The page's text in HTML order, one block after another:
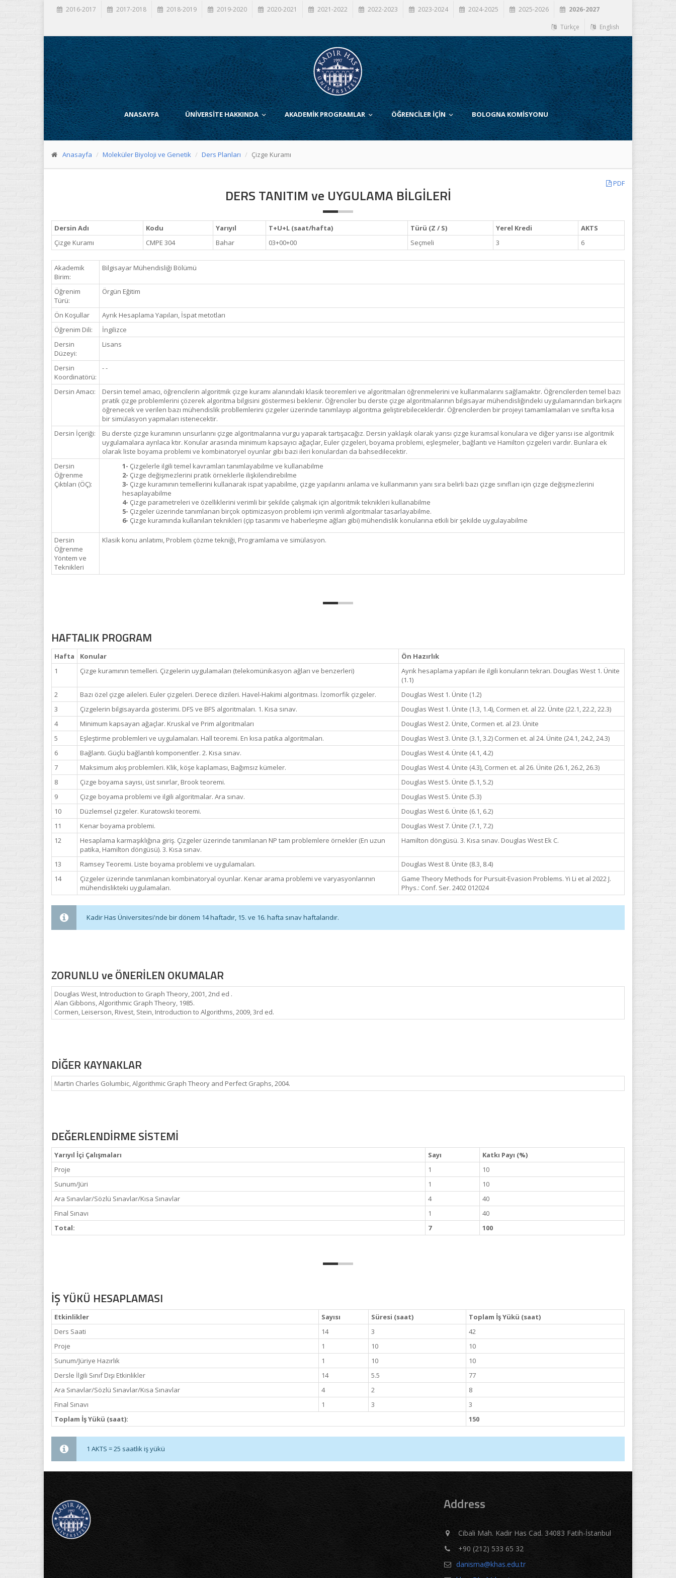
2016-2017 2017-2018 2018-2019 2019-2020 2020-2021 2021-2022 2022-2023 2023-2024 2024-2025 2025-2026 2026-2027
Türkçe English
ANASAYFA ÜNİVERSİTE HAKKINDA AKADEMİK PROGRAMLAR ÖĞRENCİLER İÇİN BOLOGNA KOMİSYONU
Anasayfa Moleküler Biyoloji ve Genetik Ders Planları Çizge Kuramı
PDF
DERS TANITIM ve UYGULAMA BİLGİLERİ
Dersin Adı Kodu Yarıyıl T+U+L (saat/hafta) Türü (Z / S) Yerel Kredi
AKTS
Çizge Kuramı
CMPE 304 Bahar 03+00+00 Seçmeli 3 6
Akademik
Birim:
Bilgisayar Mühendisliği Bölümü
Öğrenim
Türü:
Örgün Eğitim
Ön Koşullar
Ayrık Hesaplama Yapıları, İspat metotları
Öğrenim Dili:
İngilizce
Dersin
Düzeyi:
Lisans
Dersin
Koordinatörü:
- -
Dersin Amacı:
Dersin temel amacı, öğrencilerin algoritmik çizge kuramı alanındaki klasik teoremleri ve algoritmaları öğrenmelerini ve kullanmalarını sağlamaktır. Öğrencilerden temel bazı
pratik çizge problemlerini çözerek algoritma bilgisini göstermesi beklenir. Öğrenciler bu derste çizge algoritmalarının bilgisayar mühendisliğindeki uygulamarından birkaçını
öğrenecek ve verilen bazı mühendislik probllemlerini çizgeler üzerinde tanımlayıp algoritma geliştirebileceklerdir. Öğrencilerden bir projeyi tamamlamaları ve sınıfta kısa
bir simülasyon yapmaları istenecektir.
Dersin İçeriği:
Bu derste çizge kuramının unsurlarını çizge algoritmalarına vurgu yaparak tartışacağız. Dersin yaklaşık olarak yarısı çizge kuramsal konulara ve diğer yarısı ise algoritmik
uygulamalara ayrılaca ktır. Konular arasında minimum kapsayıcı ağaçlar, Euler çizgeleri, boyama problemi, eşleşmeler, bağlantı ve Hamilton çizgeleri vardır. Bunlara ek
olarak liste boyama problemi ve kombinatoryel oyunlar gibi bazi ileri konulardan da bahsedilecektir.
Dersin
Öğrenme
Çıktıları (ÖÇ):
1- Çizgelerle ilgili temel kavramları tanımlayabilme ve kullanabilme
2- Çizge değişmezlerini pratik örneklerle ilişkilendirebilme
3- Çizge kuramının temellerini kullanarak ispat yapabilme, çizge yapılarını anlama ve kullanmanın yanı sıra belirli bazı çizge sınıfları için çizge değişmezlerini
hesaplayabilme
4- Çizge parametreleri ve özelliklerini verimli bir şekilde çalışmak için algoritmik teknikleri kullanabilme
5- Çizgeler üzerinde tanımlanan birçok optimizasyon problemi için verimli algoritmalar tasarlayabilme.
6- Çizge kuramında kullanılan teknikleri (çip tasarımı ve haberleşme ağları gibi) mühendislik konularına etkili bir şekilde uygulayabilme
Dersin
Öğrenme
Yöntem ve
Teknikleri
Klasik konu anlatımı, Problem çözme tekniği, Programlama ve simülasyon.
HAFTALIK PROGRAM
Hafta Konular
Ön Hazırlık
1
Çizge kuramının temelleri. Çizgelerin uygulamaları (telekomünikasyon ağları ve benzerleri)
Ayrık hesaplama yapıları ile ilgili konuların tekrarı. Douglas West 1. Ünite
(1.1)
2
Bazı özel çizge aileleri. Euler çizgeleri. Derece dizileri. Havel-Hakimi algoritması. İzomorfik çizgeler.
Douglas West 1. Ünite (1.2)
3
Çizgelerin bilgisayarda gösterimi. DFS ve BFS algoritmaları. 1. Kısa sınav.
Douglas West 1. Ünite (1.3, 1.4), Cormen et. al 22. Ünite (22.1, 22.2, 22.3)
4
Minimum kapsayan ağaçlar. Kruskal ve Prim algoritmaları
Douglas West 2. Ünite, Cormen et. al 23. Ünite
5
Eşleştirme problemleri ve uygulamaları. Hall teoremi. En kısa patika algoritmaları.
Douglas West 3. Ünite (3.1, 3.2) Cormen et. al 24. Ünite (24.1, 24.2, 24.3)
6
Bağlantı. Güçlü bağlantılı komponentler. 2. Kısa sınav.
Douglas West 4. Ünite (4.1, 4.2)
7
Maksimum akış problemleri. Klik, köşe kaplaması, Bağımsız kümeler.
Douglas West 4. Ünite (4.3), Cormen et. al 26. Ünite (26.1, 26.2, 26.3)
8
Çizge boyama sayısı, üst sınırlar, Brook teoremi.
Douglas West 5. Ünite (5.1, 5.2)
9
Çizge boyama problemi ve ilgili algoritmalar. Ara sınav.
Douglas West 5. Ünite (5.3)
10
Düzlemsel çizgeler. Kuratowski teoremi.
Douglas West 6. Ünite (6.1, 6.2)
11
Kenar boyama problemi.
Douglas West 7. Ünite (7.1, 7.2)
12
Hesaplama karmaşıklığına giriş. Çizgeler üzerinde tanımlanan NP tam problemlere örnekler (En uzun
patika, Hamilton döngüsü). 3. Kısa sınav.
Hamilton döngüsü. 3. Kısa sınav. Douglas West Ek C.
13 Ramsey Teoremi. Liste boyama problemi ve uygulamaları.
Douglas West 8. Ünite (8.3, 8.4)
14
Çizgeler üzerinde tanımlanan kombinatoryal oyunlar. Kenar arama problemi ve varyasyonlarının
mühendislikteki uygulamaları.
Game Theory Methods for Pursuit-Evasion Problems. Yi Li et al 2022 J.
Phys.: Conf. Ser. 2402 012024
Kadir Has Üniversitesi'nde bir dönem 14 haftadır, 15. ve 16. hafta sınav haftalarıdır.
ZORUNLU ve ÖNERİLEN OKUMALAR
Douglas West, Introduction to Graph Theory, 2001, 2nd ed .
Alan Gibbons, Algorithmic Graph Theory, 1985.
Cormen, Leiserson, Rivest, Stein, Introduction to Algorithms, 2009, 3rd ed.
DİĞER KAYNAKLAR
Martin Charles Golumbic, Algorithmic Graph Theory and Perfect Graphs, 2004.
DEĞERLENDİRME SİSTEMİ
Yarıyıl İçi Çalışmaları Sayı
Katkı Payı (%)
Proje
1
10
Sunum/Jüri
1
10
Ara Sınavlar/Sözlü Sınavlar/Kısa Sınavlar
4
40
Final Sınavı
1
40
Total:
7 100
İŞ YÜKÜ HESAPLAMASI
Etkinlikler Sayısı Süresi (saat)
Toplam İş Yükü (saat)
Ders Saati
14 3
42
Proje
1 10
10
Sunum/Jüriye Hazırlık
1 10
10
Dersle İlgili Sınıf Dışı Etkinlikler
14 5.5
77
Ara Sınavlar/Sözlü Sınavlar/Kısa Sınavlar
4 2
8
Final Sınavı
1 3
3
Toplam İş Yükü (saat):
150
1 AKTS = 25 saatlik iş yükü
Address
Cibali Mah. Kadir Has Cad. 34083 Fatih-İstanbul
+90 (212) 533 65 32
danisma@khas.edu.tr